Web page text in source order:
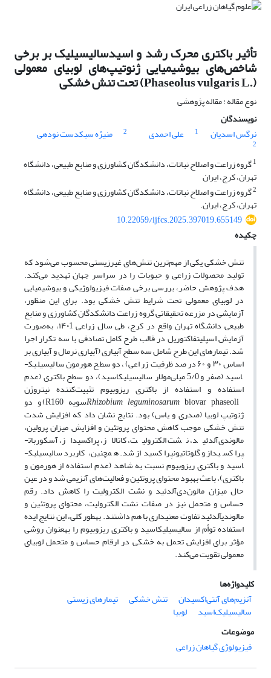
تأثیر باکتری‌ محرک رشد و اسیدسالیسیلیک بر برخی
شاخص‌های بیوشیمیایی ژنوتیپ‌های لوبیای معمولی
(.Phaseolus vulgaris L) تحت تنش خشکی
نوع مقاله : مقاله پژوهشی
نویسندگان
نرگس اسدیان
1 علی احمدی 2 منیژه سبکدست نودهی
2
1گروه زراعت و اصلاح نباتات، دانشکدگان کشاورزی و منابع طبیعی، دانشگاه
تهران، کرج، ایران
2گروه زراعت و اصلاح نباتات، دانشکدگان کشاورزی و منابع طبیعی، دانشگاه
تهران، کرج، ایران.
10.22059/ijfcs.2025.397019.655149
چکیده
تنش خشکی یکی از مهم‌ترین تنش‌های غیرزیستی محسوب می‌شود که
تولید محصولات زراعی و حبوبات را در سراسر جهان تهدید می‌کند.
هدف پژوهش حاضر، بررسی برخی صفات فیزیولوژیکی و بیوشیمیایی
در لوبیای معمولی تحت شرایط تنش خشکی بود. برای این منظور،
آزمایشی در مزرعه تحقیقاتی گروه زراعت دانشکدگان کشاورزی و منابع
طبیعی دانشگاه تهران واقع در کرج، طی سال زراعی ۱۴۰1، به‌صورت
آزمایش اسپلیت­فاکتوریل در قالب طرح کامل تصادفی با سه تکرار اجرا
شد. تیمارهای این طرح شامل سه سطح آبیاری (آبیاری نرمال و آبیاری بر
اساس ۳۰ و ۶۰ درصد ظرفیت زراعی)، دو سطح هورمون سالیسیلیک­
اسید (صفر و 5/0 میلی‌مولار سالیسیلیک­اسید)، دو سطح باکتری (عدم
استفاده و استفاده از باکتری ریزوبیوم تثبیت‌کننده نیتروژن
Rhizobium leguminosarum biovar phaseoliسویه R160) و دو
ژنوتیپ لوبیا (صدری و یاس) بود. نتایج نشان داد که افزایش شدت
تنش خشکی موجب کاهش محتوای پروتئین و افزایش میزان پرولین،
مالون­دی‌آلدئید، نشت الکترولیت، کاتالاز، پراکسیداز، آسکوربات­
پراکسیداز و گلوتاتیون­پراکسیداز شد. همچنین، کاربرد سالیسیلیک­
اسید و باکتری ریزوبیوم نسبت به شاهد (عدم استفاده از هورمون و
باکتری)، باعث بهبود محتوای پروتئین و فعالیت‌های آنزیمی شد و در عین
حال میزان مالون‌دی‌آلدئید و نشت الکترولیت را کاهش داد. رقم
حساس و متحمل نیز در صفات نشت الکترولیت، محتوای پروتئین و
مالون­دی­آلدئید تفاوت معنی­داری با هم داشتند. به­طور کلی، این نتایج ایده
استفاده توأم از سالیسیلیک­اسید و باکتری ریزوبیوم را به­عنوان روشی
مؤثر برای افزایش تحمل به خشکی در ارقام حساس و متحمل لوبیای
معمولی تقویت می‌کند.
کلیدواژه‌ها
آنزیم‌های آنتی‌اکسیدان
تنش خشکی تیمارهای زیستی
سالیسیلیک‌اسید
لوبیا
موضوعات
فیزیولوژی گیاهان زراعی